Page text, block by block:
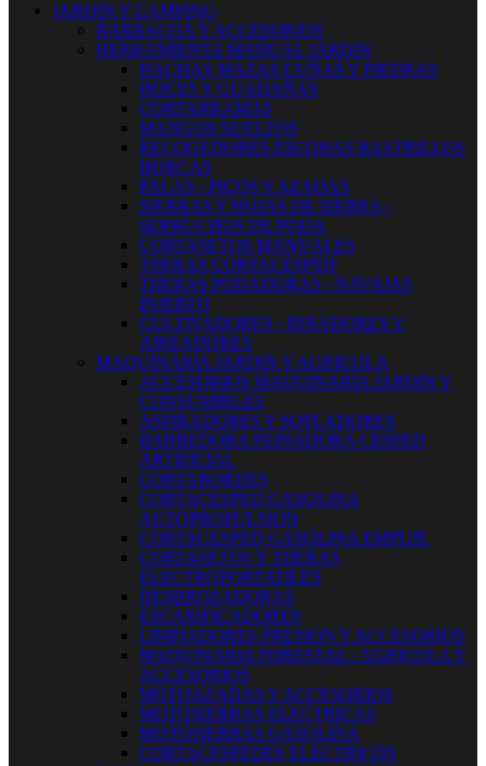
JARDIN Y CAMPING
BARBACOA Y ACCESORIOS
HERRAMIENTA MANUAL JARDIN
HACHAS MAZAS CUÑAS Y PIEDRAS
HOCES Y GUADAÑAS
CORTARRAMAS
MANGOS SUELTOS
RECOGEDORES ESCOBAS RASTRILLOS
HORCAS
PALAS - PICOS Y AZADAS
SIERRAS Y HOJAS DE SIERRA -
SERRUCHOS DE PODA
CORTASETOS MANUALES
TIJERAS CORTACESPED
TIJERAS PODADORAS - NAVAJAS
INJERTO
CULTIVADORES - BINADORES Y
AIREADORES
MAQUINARIA JARDIN Y AGRICOLA
ACCESORIOS MAQUINARIA JARDIN Y
CONSUMIBLES
ASPIRADORES Y SOPLADORES
BARREDORA PEINADORA CESPED
ARTIFICIAL
CORTABORDES
CORTACESPED GASOLINA
AUTOPROPULSION
CORTACESPED GASOLINA EMPUJE
CORTASETOS Y TIJERAS
ELECTROPORTATILES
DESBROZADORAS
ESCARIFICADORES
LIMPIADORES PRESION Y ACCESORIOS
MAQUINARIA FORESTAL - AGRICOLA Y
ACCESORIOS
MOTOAZADAS Y ACCESORIOS
MOTOSIERRAS ELECTRICAS
MOTOSIERRAS GASOLINA
CORTACESPEDES ELECTRICOS